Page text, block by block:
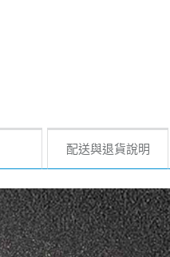
配送與退貨說明